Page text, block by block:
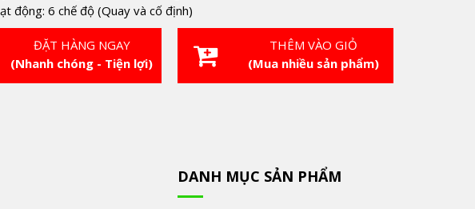
động: 6 chế độ (Quay và cố định)
ĐẶT HÀNG NGAY
(Nhanh chóng - Tiện lợi)
THÊM VÀO GIỎ
(Mua nhiều sản phẩm)
DANH MỤC SẢN PHẨM